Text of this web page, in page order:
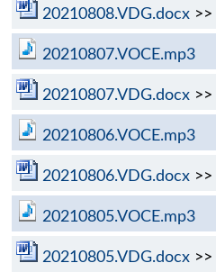
20210808.VDG.docx >>
20210807.VOCE.mp3
20210807.VDG.docx >>
20210806.VOCE.mp3
20210806.VDG.docx >>
20210805.VOCE.mp3
20210805.VDG.docx >>